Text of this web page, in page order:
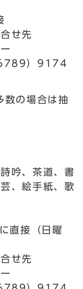
せ先
ー
）9174
数の場合は抽
吟、茶道、書
、絵手紙、歌
直接（日曜
せ先
ー